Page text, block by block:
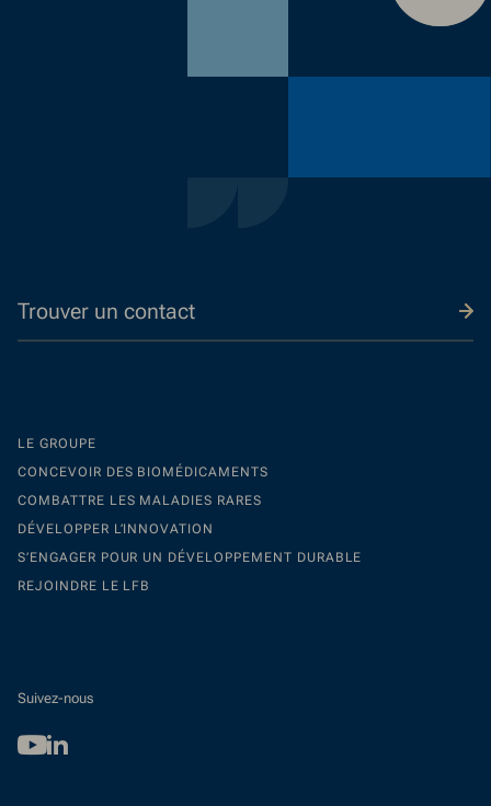
Trouver un contact
LE GROUPE
CONCEVOIR DES BIOMÉDICAMENTS
COMBATTRE LES MALADIES RARES
DÉVELOPPER L’INNOVATION
S’ENGAGER POUR UN DÉVELOPPEMENT DURABLE
REJOINDRE LE LFB
Suivez-nous
Youtube
Linkedin